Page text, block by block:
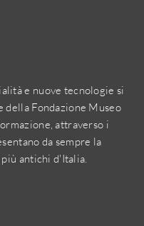
e nuove tecnologie si
Fondazione Museo
attraverso i
da sempre la
antichi d'Italia.